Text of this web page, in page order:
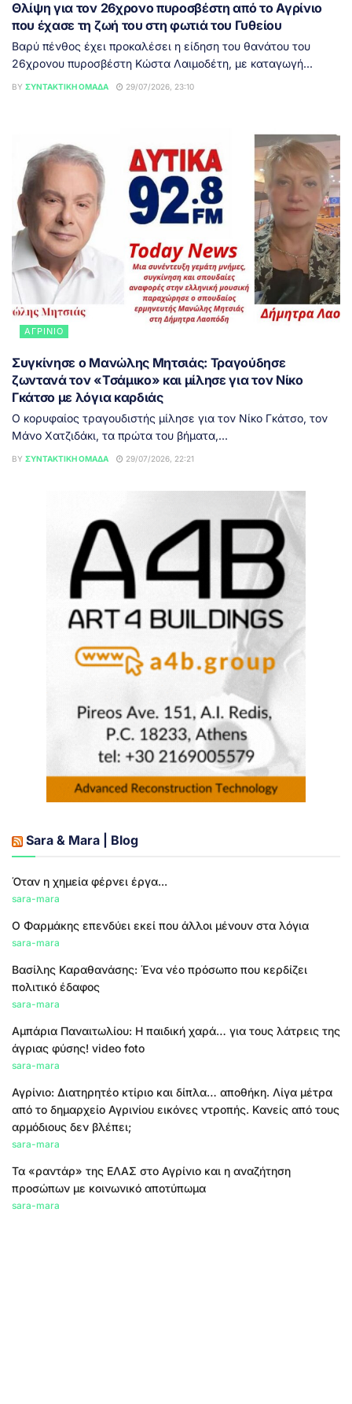
Θλίψη για τον 26χρονο πυροσβέστη από το Αγρίνιο
που έχασε τη ζωή του στη φωτιά του Γυθείου
Βαρύ πένθος έχει προκαλέσει η είδηση του θανάτου του
26χρονου πυροσβέστη Κώστα Λαιμοδέτη, με καταγωγή...
BY ΣΥΝΤΑΚΤΙΚΉ ΟΜΆΔΑ 29/07/2026, 23:10
ΑΓΡΊΝΙΟ
Συγκίνησε ο Μανώλης Μητσιάς: Τραγούδησε
ζωντανά τον «Τσάμικο» και μίλησε για τον Νίκο
Γκάτσο με λόγια καρδιάς
Ο κορυφαίος τραγουδιστής μίλησε για τον Νίκο Γκάτσο, τον
Μάνο Χατζιδάκι, τα πρώτα του βήματα,...
BY ΣΥΝΤΑΚΤΙΚΉ ΟΜΆΔΑ 29/07/2026, 22:21
Sara & Mara | Blog
Όταν η χημεία φέρνει έργα...
sara-mara
Ο Φαρμάκης επενδύει εκεί που άλλοι μένουν στα λόγια
sara-mara
Βασίλης Καραθανάσης: Ένα νέο πρόσωπο που κερδίζει
πολιτικό έδαφος
sara-mara
Αμπάρια Παναιτωλίου: Η παιδική χαρά… για τους λάτρεις της
άγριας φύσης! video foto
sara-mara
Αγρίνιο: Διατηρητέο κτίριο και δίπλα… αποθήκη. Λίγα μέτρα
από το δημαρχείο Αγρινίου εικόνες ντροπής. Κανείς από τους
αρμόδιους δεν βλέπει;
sara-mara
Τα «ραντάρ» της ΕΛΑΣ στο Αγρίνιο και η αναζήτηση
προσώπων με κοινωνικό αποτύπωμα
sara-mara